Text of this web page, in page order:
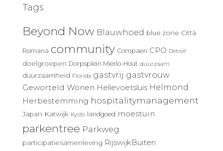
Tags
Beyond Now Blauwhoed blue zone Città
Romana community Compaen CPO Detroit
doelgroepen Dorpsplein Mierlo-Hout duurzaam
duurzaamheid Florida gastvrij gastvrouw
Geworteld Wonen Hellevoetsluis Helmond
Herbestemming hospitalitymanagement
Japan Katwijk Kyoto landgoed moestuin
parkentree Parkweg
participatiesamenleving RijswijkBuiten